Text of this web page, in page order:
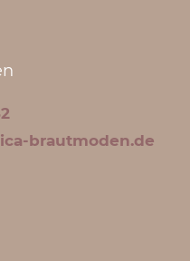
brautmoden.de